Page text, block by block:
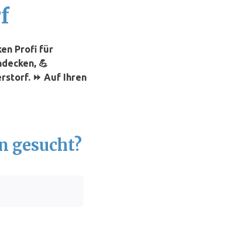
Profi für
💪
⏩ Auf Ihren
gesucht?